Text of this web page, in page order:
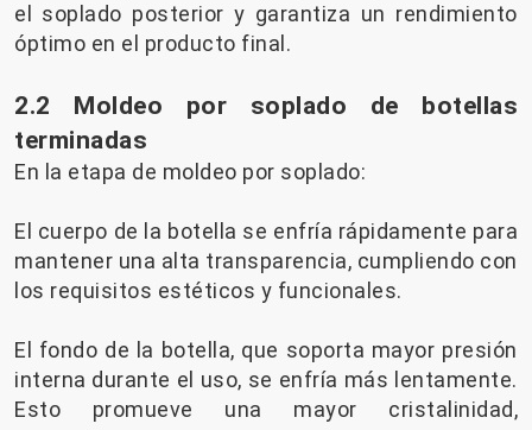
el soplado posterior y garantiza un rendimiento
óptimo en el producto final.
2.2 Moldeo por soplado de botellas
terminadas
En la etapa de moldeo por soplado:
El cuerpo de la botella se enfría rápidamente para
mantener una alta transparencia, cumpliendo con
los requisitos estéticos y funcionales.
El fondo de la botella, que soporta mayor presión
interna durante el uso, se enfría más lentamente.
Esto promueve una mayor cristalinidad,